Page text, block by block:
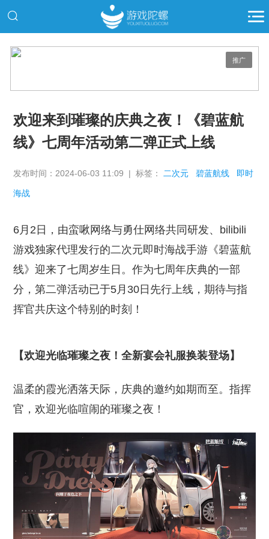
推广
欢迎来到璀璨的庆典之夜！《碧蓝航
线》七周年活动第二弹正式上线
发布时间：2024-06-03 11:09 | 标签： 二次元 碧蓝航线 即时
海战
6月2日，由蛮啾网络与勇仕网络共同研发、bilibili
游戏独家代理发行的二次元即时海战手游《碧蓝航
线》迎来了七周岁生日。作为七周年庆典的一部
分，第二弹活动已于5月30日先行上线，期待与指
挥官共庆这个特别的时刻！
【欢迎光临璀璨之夜！全新宴会礼服换装登场】
温柔的霞光洒落天际，庆典的邀约如期而至。指挥
官，欢迎光临喧闹的璀璨之夜！